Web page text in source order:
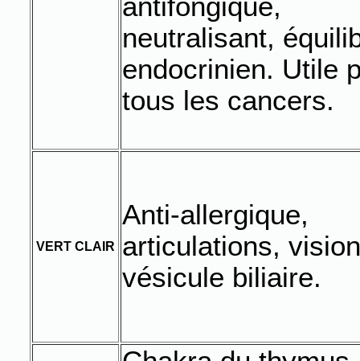
antifongique,
neutralisant,
endocrinien. Utile
tous les cancers.
VERT CLAIR
Anti-allergique,
articulations,
vésicule biliaire.